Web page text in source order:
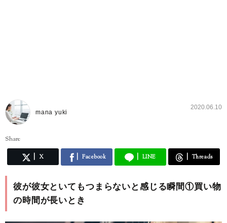
mana yuki
2020.06.10
Share
X Facebook LINE Threads
彼が彼女といてもつまらないと感じる瞬間①買い物
の時間が長いとき